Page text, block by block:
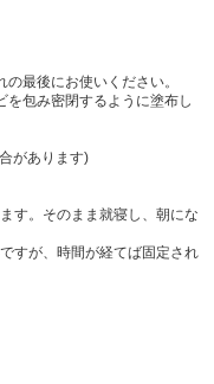
最後にお使いください。
を包み密閉するように塗布し
があります)
す。そのまま就寝し、朝にな
すが、時間が経てば固定され